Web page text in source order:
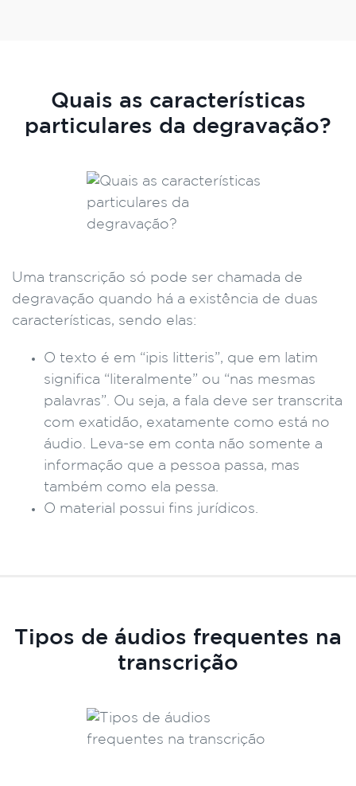
Quais as características
particulares da degravação?
Uma transcrição só pode ser chamada de
degravação quando há a existência de duas
características, sendo elas:
O texto é em “ipis litteris”, que em latim
significa “literalmente” ou “nas mesmas
palavras”. Ou seja, a fala deve ser transcrita
com exatidão, exatamente como está no
áudio. Leva-se em conta não somente a
informação que a pessoa passa, mas
também como ela pessa.
O material possui fins jurídicos.
Tipos de áudios frequentes na
transcrição